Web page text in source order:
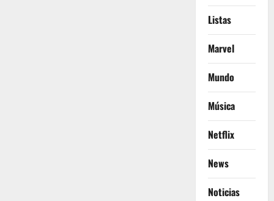
Listas
Marvel
Mundo
Música
Netflix
News
Noticias